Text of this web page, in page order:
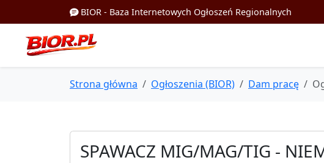
BIOR - Baza Internetowych Ogłoszeń Regionalnych
Strona główna Ogłoszenia (BIOR) Dam pracę
SPAWACZ MIG/MAG/TIG -